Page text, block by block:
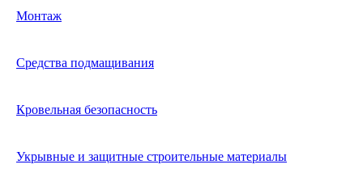
Монтаж
Средства подмащивания
Кровельная безопасность
Укрывные и защитные строительные материалы